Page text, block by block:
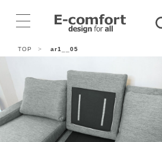
TOP > ar1__05